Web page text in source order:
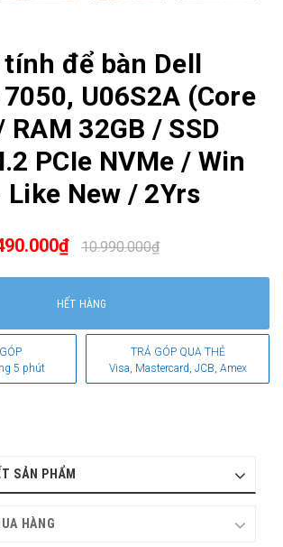
tính để bàn Dell
U06S2A (Core
32GB / SSD
PCIe NVMe / Win
Like New / 2Yrs
10.990.000₫
HẾT HÀNG
5 phút
TRẢ GÓP QUA THẺ
Visa, Mastercard, JCB, Amex
SẢN PHẨM
HÀNG